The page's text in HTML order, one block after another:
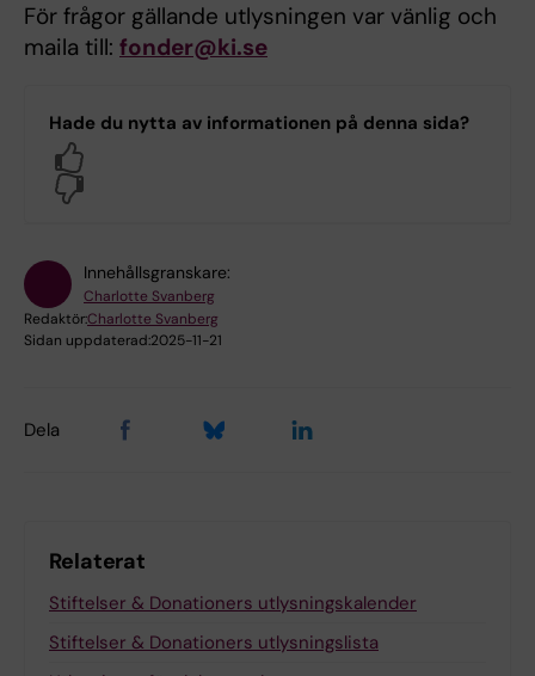
För frågor gällande utlysningen var vänlig och
maila till: fonder@ki.se
Hade du nytta av informationen på denna sida?
Innehållsgranskare:
Charlotte Svanberg
Redaktör:Charlotte Svanberg
Sidan uppdaterad:2025-11-21
Dela
Relaterat
Stiftelser & Donationers utlysningskalender
Stiftelser & Donationers utlysningslista